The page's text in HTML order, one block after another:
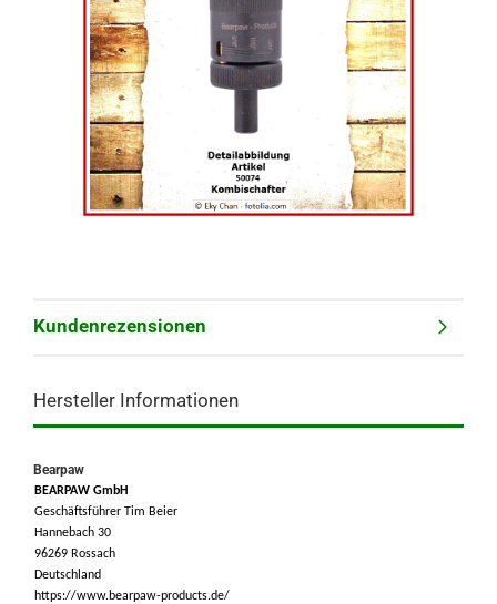
Kundenrezensionen
Hersteller Informationen
Bearpaw
BEARPAW GmbH
Geschäftsführer Tim Beier
Hannebach 30
96269 Rossach
Deutschland
https://www.bearpaw-products.de/